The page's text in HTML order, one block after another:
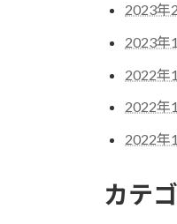
2023年
2023年
2022年
2022年
2022年
カテ